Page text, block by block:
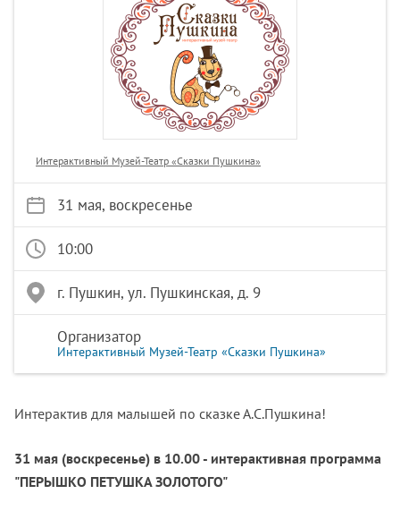
Интерактивный Музей-Театр «Сказки Пушкина»
31 мая, воскресенье
10:00
г. Пушкин, ул. Пушкинская, д. 9
Организатор
Интерактивный Музей-Театр «Сказки Пушкина»
Интерактив для малышей по сказке А.С.Пушкина!
31 мая (воскресенье) в 10.00 - интерактивная программа
"ПЕРЫШКО ПЕТУШКА ЗОЛОТОГО"